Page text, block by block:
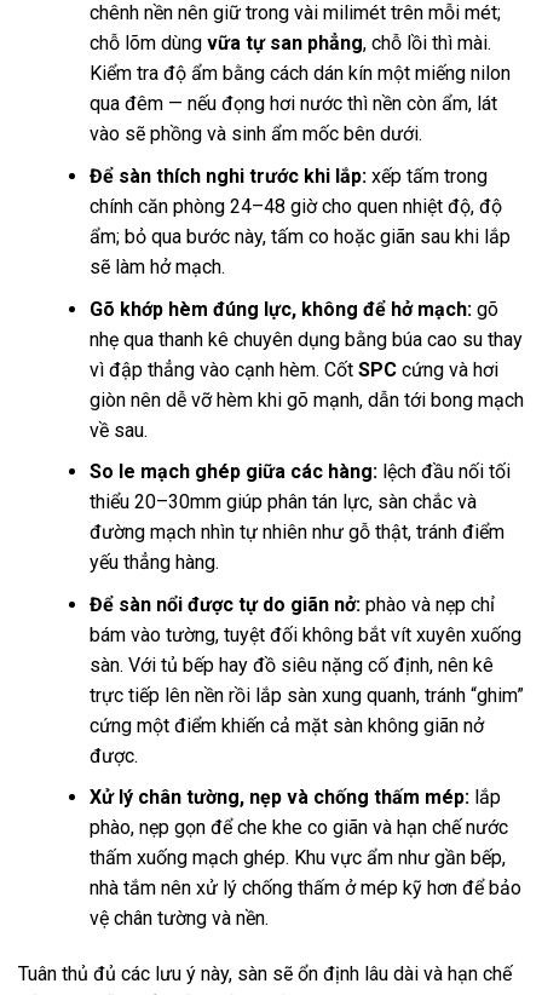
chênh nền nên giữ trong vài milimét trên mỗi mét;
chỗ lõm dùng vữa tự san phẳng, chỗ lồi thì mài.
Kiểm tra độ ẩm bằng cách dán kín một miếng nilon
qua đêm — nếu đọng hơi nước thì nền còn ẩm, lát
vào sẽ phồng và sinh ẩm mốc bên dưới.
Để sàn thích nghi trước khi lắp:xếp tấm trong
chính căn phòng 24–48 giờ cho quen nhiệt độ, độ
ẩm; bỏ qua bước này, tấm co hoặc giãn sau khi lắp
sẽ làm hở mạch.
Gõ khớp hèm đúng lực, không để hở mạch:gõ
nhẹ qua thanh kê chuyên dụng bằng búa cao su thay
vì đập thẳng vào cạnh hèm. Cốt SPCcứng và hơi
giòn nên dễ vỡ hèm khi gõ mạnh, dẫn tới bong mạch
về sau.
So le mạch ghép giữa các hàng:lệch đầu nối tối
thiểu 20–30mm giúp phân tán lực, sàn chắc và
đường mạch nhìn tự nhiên như gỗ thật, tránh điểm
yếu thẳng hàng.
Để sàn nổi được tự do giãn nở:phào và nẹp chỉ
bám vào tường, tuyệt đối không bắt vít xuyên xuống
sàn. Với tủ bếp hay đồ siêu nặng cố định, nên kê
trực tiếp lên nền rồi lắp sàn xung quanh, tránh “ghim”
cứng một điểm khiến cả mặt sàn không giãn nở
được.
Xử lý chân tường, nẹp và chống thấm mép:lắp
phào, nẹp gọn để che khe co giãn và hạn chế nước
thấm xuống mạch ghép. Khu vực ẩm như gần bếp,
nhà tắm nên xử lý chống thấm ở mép kỹ hơn để bảo
vệ chân tường và nền.
Tuân thủ đủ các lưu ý này, sàn sẽ ổn định lâu dài và hạn chế